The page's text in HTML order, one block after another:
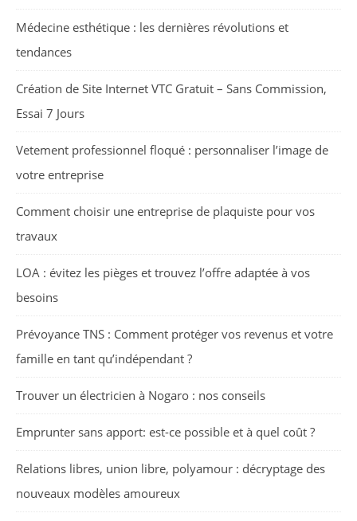
Médecine esthétique : les dernières révolutions et
tendances
Création de Site Internet VTC Gratuit – Sans Commission,
Essai 7 Jours
Vetement professionnel floqué : personnaliser l’image de
votre entreprise
Comment choisir une entreprise de plaquiste pour vos
travaux
LOA : évitez les pièges et trouvez l’offre adaptée à vos
besoins
Prévoyance TNS : Comment protéger vos revenus et votre
famille en tant qu’indépendant ?
Trouver un électricien à Nogaro : nos conseils
Emprunter sans apport: est-ce possible et à quel coût ?
Relations libres, union libre, polyamour : décryptage des
nouveaux modèles amoureux